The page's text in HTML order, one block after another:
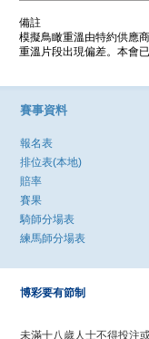
備註
模擬鳥瞰重溫由特約供應
重溫片段出現偏差。本會
賽事資料
報名表
排位表(本地)
賠率
賽果
騎師分場表
練馬師分場表
博彩要有節制
未滿十八歲人士不得投注